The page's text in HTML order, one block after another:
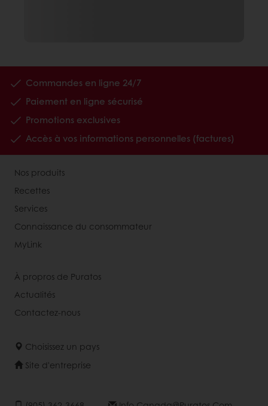
Commandes en ligne 24/7
Paiement en ligne sécurisé
Promotions exclusives
Accès à vos informations personnelles (factures)
Nos produits
Recettes
Services
Connaissance du consommateur
MyLink
À propros de Puratos
Actualités
Contactez-nous
Choisissez un pays
Site d'entreprise